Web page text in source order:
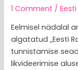
1 Comment /Eesti
Eelmisel nädalal
algatatud „Eesti
tunnistamise
likvideerimise